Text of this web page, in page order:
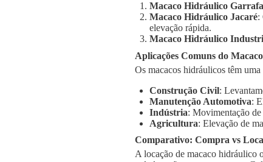
Macaco Hidráulico Garrafa
Macaco Hidráulico Jacaré:
elevação rápida.
Macaco Hidráulico
Aplicações Comuns do
Os macacos hidráulicos têm
Construção Civil:
Manutenção Automotiva:
Indústria: Movimentação de
Agricultura: Elevação de
Comparativo: Compra vs
A locação de macaco hidráulico